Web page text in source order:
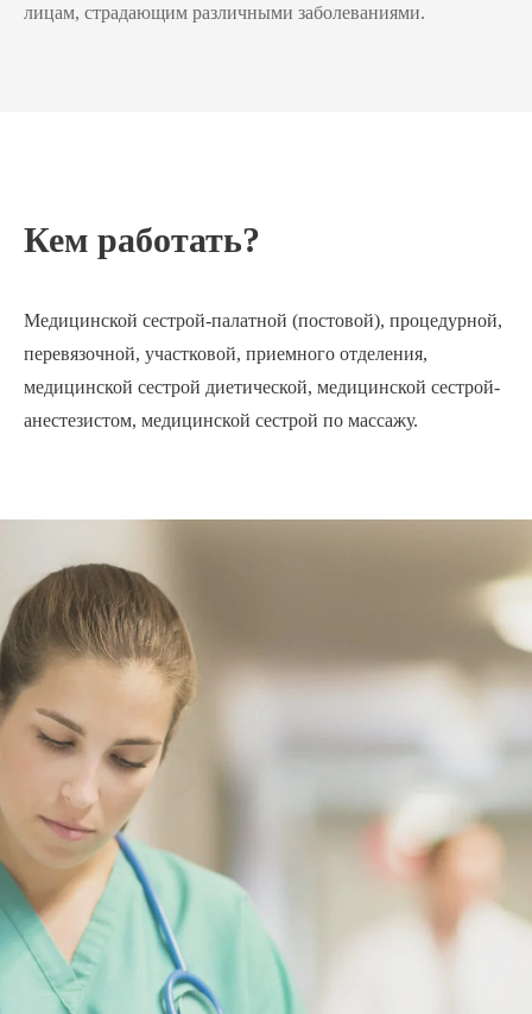
лицам, страдающим различными заболеваниями.
Кем работать?
Медицинской сестрой-палатной (постовой), процедурной,
перевязочной, участковой, приемного отделения,
медицинской сестрой диетической, медицинской сестрой-
анестезистом, медицинской сестрой по массажу.